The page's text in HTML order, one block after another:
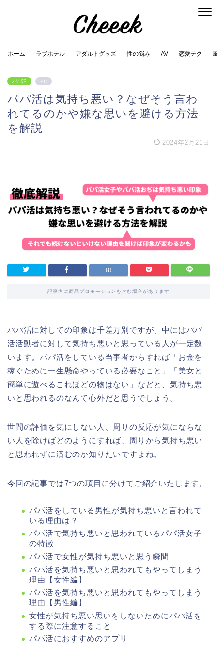
ホーム ラブホテル アダルトグッズ 性の悩み AV 恋愛テク
パパ活 PR
パパ活は気持ち悪い？なぜそう言わ
れてるのかや嫌な思いを避ける方法
を解説
2024年2月21日
記事内に商品プロモーションを含む場合があります
パパ活に対しての印象は千差万別ですが、中にはパパ
活活動者に対して気持ち悪いと思っている人が一定数
います。パパ活をしている当事者からすれば「お金を
稼ぐために一生懸命やっている必要なこと」「美女と
簡単に遊べるこれほどの物はない」などと、気持ち悪
いと思われるのなんて心外だと思うでしょう。
世間の評価を気にしない人、周りの反応が気にならな
い人を除けばどのようにすれば、周りから気持ち悪い
と思われずに済むのか知りたいですよね。
今回の記事では7つの項目に分けてご紹介いたします。
パパ活をしている男性が気持ち悪いと言われて
いる理由は？
パパ活で気持ち悪いと思われているパパ活女子
の特徴
パパ活で女性が気持ち悪いと思う瞬間
パパ活を気持ち悪いと思われてもやってしまう
理由【女性編】
パパ活を気持ち悪いと思われてもやってしまう
理由【男性編】
女性が気持ち悪い思いをしないためにパパ活を
する際に注意すること
パパ活におすすめのアプリ